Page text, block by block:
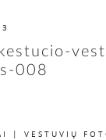
008
| VESTUVIŲ